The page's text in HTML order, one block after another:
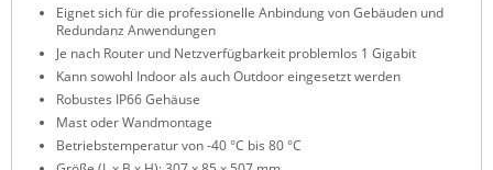
Unwired Networks
Vision
WATTECO
Westermo
Yuasa
Eignet sich für die professionelle Anbindung von Gebäuden und
Redundanz Anwendungen
Je nach Router und Netzverfügbarkeit problemlos 1 Gigabit
Kann sowohl Indoor als auch Outdoor eingesetzt werden
Robustes IP66 Gehäuse
Mast oder Wandmontage
Betriebstemperatur von -40 °C bis 80 °C